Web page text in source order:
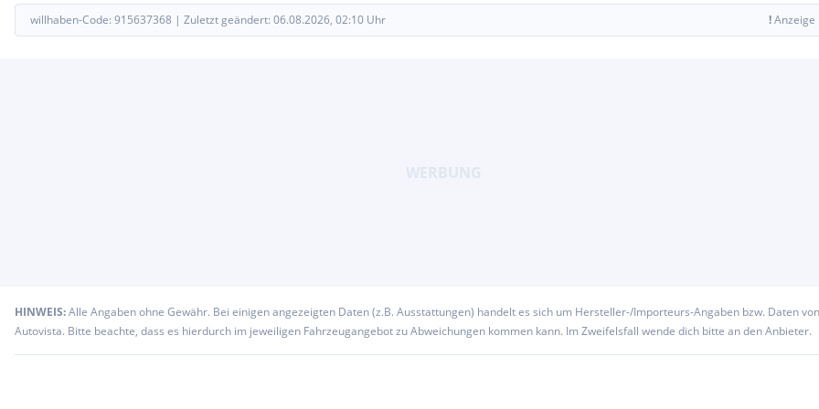
willhaben-Code: 915637368 | Zuletzt geändert: 06.08.2026, 02:10 Uhr !Anzeige
HINWEIS:Alle Angaben ohne Gewähr. Bei einigen angezeigten Daten (z.B. Ausstattungen) handelt es sich um Hersteller-/Importeurs-Angaben bzw. Daten von
Autovista. Bitte beachte, dass es hierdurch im jeweiligen Fahrzeugangebot zu Abweichungen kommen kann. Im Zweifelsfall wende dich bitte an den Anbieter.